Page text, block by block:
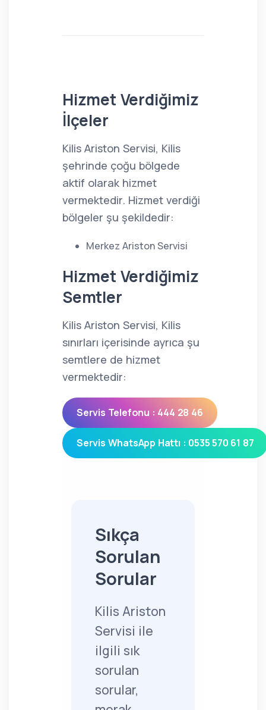
Hizmet Verdiğimiz
İlçeler
Kilis Ariston Servisi, Kilis
şehrinde çoğu bölgede
aktif olarak hizmet
vermektedir. Hizmet verdiği
bölgeler şu şekildedir:
Merkez Ariston Servisi
Hizmet Verdiğimiz
Semtler
Kilis Ariston Servisi, Kilis
sınırları içerisinde ayrıca şu
semtlere de hizmet
vermektedir:
Servis Telefonu : 444 28 46
Servis WhatsApp Hattı : 0535 570 61 87
Sıkça
Sorulan
Sorular
Kilis Ariston
Servisi ile
ilgili sık
sorulan
sorular,